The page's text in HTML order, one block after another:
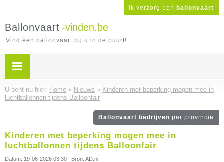
Ik verzorg een ballonvaart
Ballonvaart -vinden.be
Vind een ballonvaart bij u in de buurt!
U bent nu hier: Home » Nieuws » Kinderen met beperking mogen mee in
luchtballonnen tijdens Balloonfair
Ballonvaart bedrijven per provincie
Kinderen met beperking mogen mee in
luchtballonnen tijdens Balloonfair
Datum: 19-06-2026 03:30 | Bron: AD.nl